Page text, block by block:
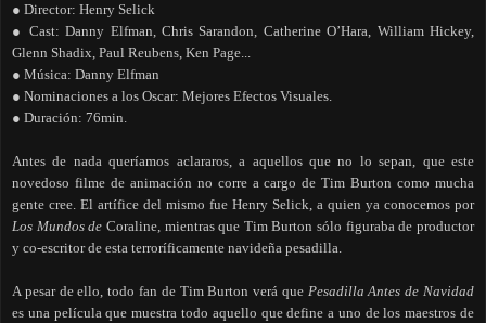
● Director: Henry Selick
● Cast: Danny Elfman, Chris Sarandon, Catherine O’Hara, William Hickey,
Glenn Shadix, Paul Reubens, Ken Page...
● Música: Danny Elfman
● Nominaciones a los Oscar: Mejores Efectos Visuales.
● Duración: 76min.
Antes de nada queríamos aclararos, a aquellos que no lo sepan, que este
novedoso filme de animación no corre a cargo de Tim Burton como mucha
gente cree. El artífice del mismo fue Henry Selick, a quien ya conocemos por
Los Mundos de Coraline, mientras que Tim Burton sólo figuraba de productor
y co-escritor de esta terroríficamente navideña pesadilla.
A pesar de ello, todo fan de Tim Burton verá que Pesadilla Antes de Navidad
es una película que muestra todo aquello que define a uno de los maestros de